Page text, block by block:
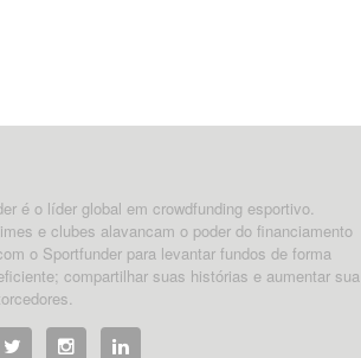
é o líder global em crowdfunding esportivo.
e clubes alavancam o poder do financiamento
o Sportfunder para levantar fundos de forma
compartilhar suas histórias e aumentar sua